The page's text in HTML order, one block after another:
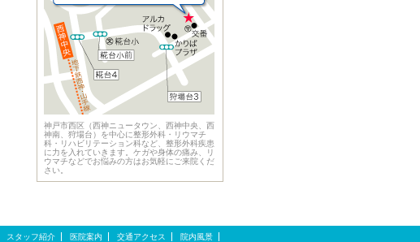
神戸市西区（西神ニュータウン、西神中央、西
神南、狩場台）を中心に整形外科・リウマチ
科・リハビリテーション科など、整形外科疾患
に力を入れていきます。ケガや身体の痛み、リ
ウマチなどでお悩みの方はお気軽にご来院くだ
さい。
スタッフ紹介 医院案内 交通アクセス 院内風景